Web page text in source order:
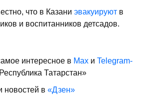
что в Казани эвакуируют в
и воспитанников детсадов.
интересное в Max и Telegram-
Татарстан»
новостей в «Дзен»